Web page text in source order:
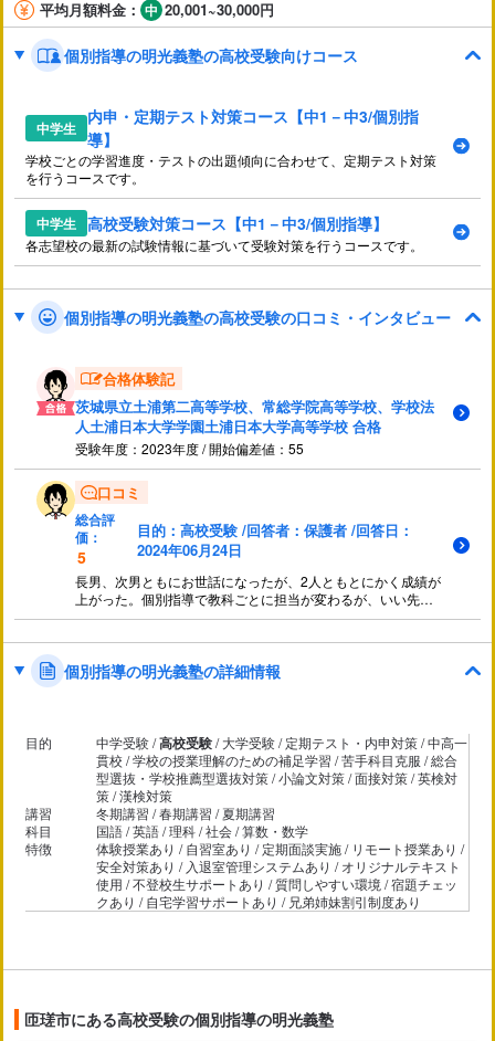
平均月額料金： 20,001~30,000円
個別指導の明光義塾の高校受験向けコース
中学生
内申・定期テスト対策コース【中1－中3/個別指
導】
学校ごとの学習進度・テストの出題傾向に合わせて、定期テスト対策
を行うコースです。
中学生 高校受験対策コース【中1－中3/個別指導】
各志望校の最新の試験情報に基づいて受験対策を行うコースです。
個別指導の明光義塾の高校受験の口コミ・インタビュー
合格体験記
茨城県立土浦第二高等学校、常総学院高等学校、学校法
人土浦日本大学学園土浦日本大学高等学校 合格
受験年度：2023年度 / 開始偏差値：55
口コミ
総合評
価：
5
目的：高校受験 /回答者：保護者 /回答日：
2024年06月24日
長男、次男ともにお世話になったが、2人ともとにかく成績が
上がった。個別指導で教科ごとに担当が変わるが、いい先生
で教え方が上手な先生ばかりなのでおすすめできる。特に英
個別指導の明光義塾の詳細情報
目的 中学受験 /高校受験/ 大学受験 / 定期テスト・内申対策 / 中高一
貫校 / 学校の授業理解のための補足学習 / 苦手科目克服 / 総合
型選抜・学校推薦型選抜対策 / 小論文対策 / 面接対策 / 英検対
策 / 漢検対策
講習
冬期講習 / 春期講習 / 夏期講習
科目
国語 / 英語 / 理科 / 社会 / 算数・数学
特徴
体験授業あり / 自習室あり / 定期面談実施 / リモート授業あり /
安全対策あり / 入退室管理システムあり / オリジナルテキスト
使用 / 不登校生サポートあり / 質問しやすい環境 / 宿題チェッ
クあり / 自宅学習サポートあり / 兄弟姉妹割引制度あり
匝瑳市にある高校受験の個別指導の明光義塾